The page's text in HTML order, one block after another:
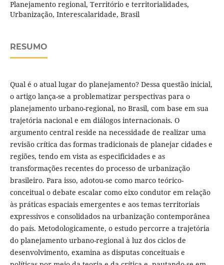
Planejamento regional, Território e territorialidades,
Urbanização, Interescalaridade, Brasil
RESUMO
Qual é o atual lugar do planejamento? Dessa questão inicial,
o artigo lança-se a problematizar perspectivas para o
planejamento urbano-regional, no Brasil, com base em sua
trajetória nacional e em diálogos internacionais. O
argumento central reside na necessidade de realizar uma
revisão crítica das formas tradicionais de planejar cidades e
regiões, tendo em vista as especificidades e as
transformações recentes do processo de urbanização
brasileiro. Para isso, adotou-se como marco teórico-
conceitual o debate escalar como eixo condutor em relação
às práticas espaciais emergentes e aos temas territoriais
expressivos e consolidados na urbanização contemporânea
do país. Metodologicamente, o estudo percorre a trajetória
do planejamento urbano-regional à luz dos ciclos de
desenvolvimento, examina as disputas conceituais e